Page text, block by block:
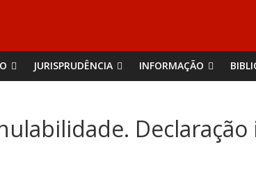
JURISPRUDÊNCIA INFORMAÇÃO
Declaração